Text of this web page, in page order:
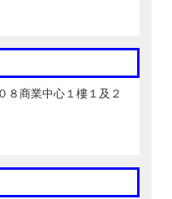
８商業中心１樓１及２